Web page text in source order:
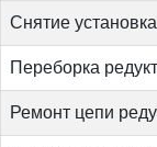
Снятие
Переборка
Ремонт цепи